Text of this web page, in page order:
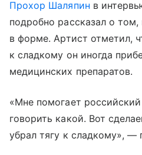
Прохор Шаляпин в
подробно рассказал о
в форме. Артист отметил,
к сладкому он иногда
медицинских препаратов.
«Мне помогает российский
говорить какой. Вот
убрал тягу к сладкому», —